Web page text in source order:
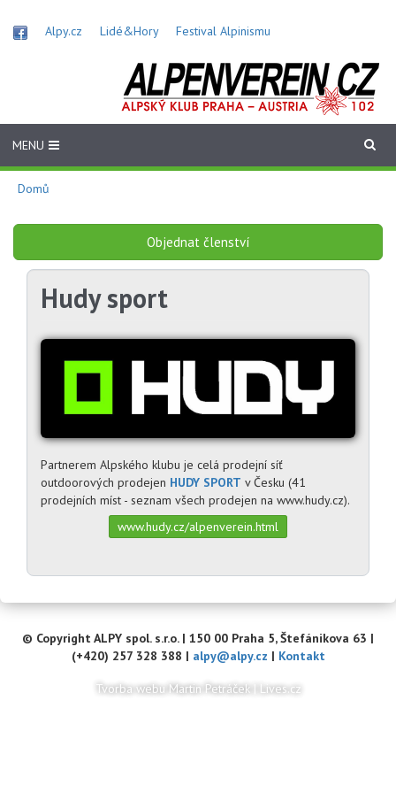
hlavnímu
Alpy.cz Lidé&Hory Festival Alpinismu
MENU
Domů
Objednat členství
Hudy sport
Partnerem Alpského klubu je celá prodejní síť
outdoorových prodejen HUDY SPORT v Česku (41
prodejních míst - seznam všech prodejen na www.hudy.cz).
www.hudy.cz/alpenverein.html
© Copyright ALPY spol. s.r.o. | 150 00 Praha 5, Štefánikova 63 |
(+420) 257 328 388 | alpy@alpy.cz | Kontakt
Tvorba webu Martin Petráček| Lives.cz